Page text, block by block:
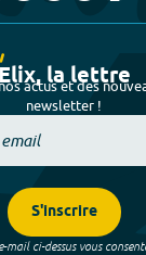
Elix, la lettre
actus et des
newsletter !
S'inscrire
mail ci-dessus vous